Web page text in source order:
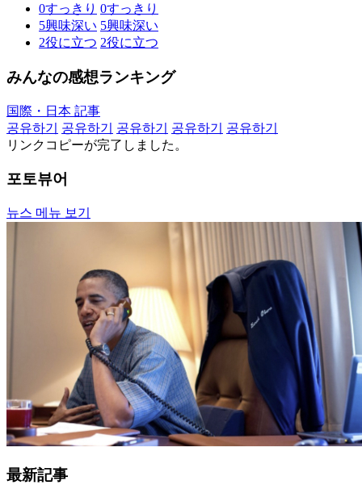
0すっきり 0すっきり
5興味深い 5興味深い
2役に立つ 2役に立つ
みんなの感想ランキング
国際・日本 記事
공유하기
공유하기 공유하기 공유하기
공유하기
リンクコピーが完了しました。
포토뷰어
뉴스 메뉴 보기
最新記事